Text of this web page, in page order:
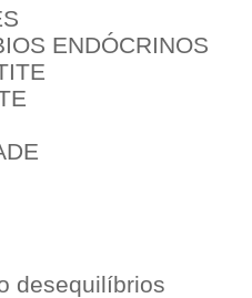
ENDÓCRINOS
desequilíbrios